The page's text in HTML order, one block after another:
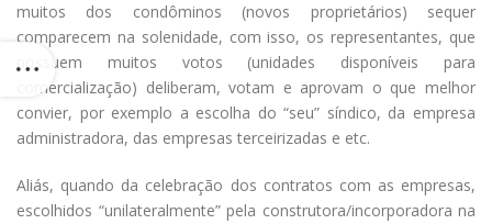
muitos dos condôminos (novos proprietários) sequer
comparecem na solenidade, com isso, os representantes, que
possuem muitos votos (unidades disponíveis para
comercialização) deliberam, votam e aprovam o que melhor
convier, por exemplo a escolha do “seu” síndico, da empresa
administradora, das empresas terceirizadas e etc.
Aliás, quando da celebração dos contratos com as empresas,
escolhidos “unilateralmente” pela construtora/incorporadora na